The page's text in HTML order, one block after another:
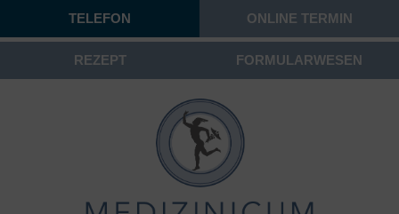
TELEFON ONLINE TERMIN
REZEPT FORMULARWESEN